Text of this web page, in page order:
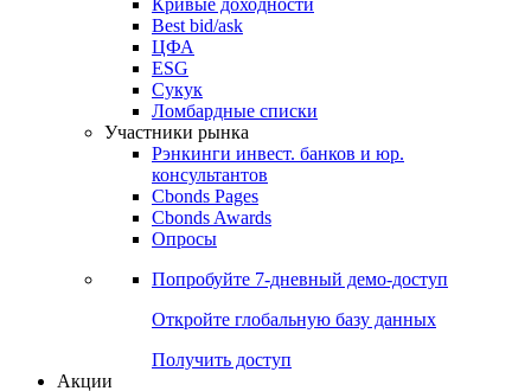
Поиск котировок облигаций
Ближайшие размещения (Россия)
Специальные разделы
Кривые доходности
Best bid/ask
ЦФА
ESG
Сукук
Ломбардные списки
Участники рынка
Рэнкинги инвест. банков и юр.
Cbonds Pages
Опросы
Попробуйте7-дневный